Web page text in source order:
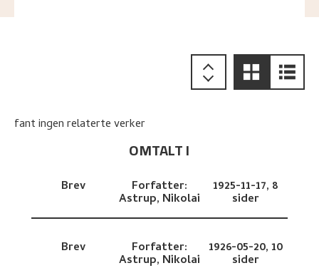
fant ingen relaterte verker
OMTALT I
Brev Forfatter:
Astrup, Nikolai
1925-11-17, 8
sider
Brev Forfatter:
Astrup, Nikolai
1926-05-20,10
sider